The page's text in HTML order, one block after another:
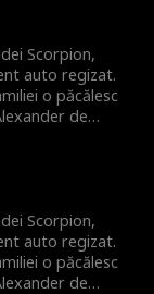
Niciunul
este de fapt
pe care l-au
Scorpion,
auto regizat.
o păcălesc
de
Niciunul
este de fapt
pe care l-au
Scorpion,
auto regizat.
o păcălesc
de